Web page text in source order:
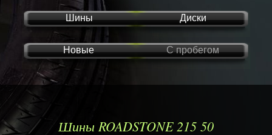
Шины Диски
Новые С пробегом
Шины ROADSTONE 215 50